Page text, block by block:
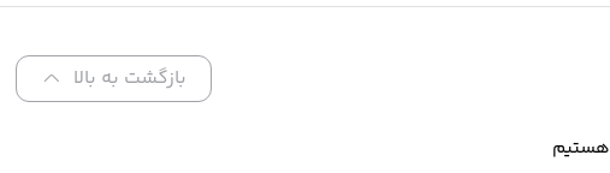
بازگشت به بالا
هستیم